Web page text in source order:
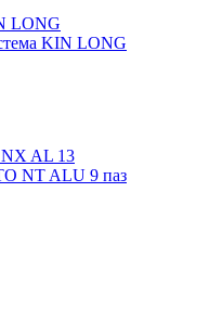
LONG
KIN LONG
AL 13
NT ALU 9 паз